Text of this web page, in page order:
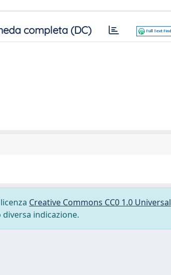
completa (DC)
Creative Commons CC0 1.0 Universal
indicazione.